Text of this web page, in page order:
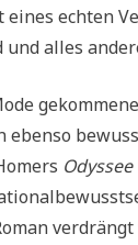
echten
alles
ebenso
Odyssee